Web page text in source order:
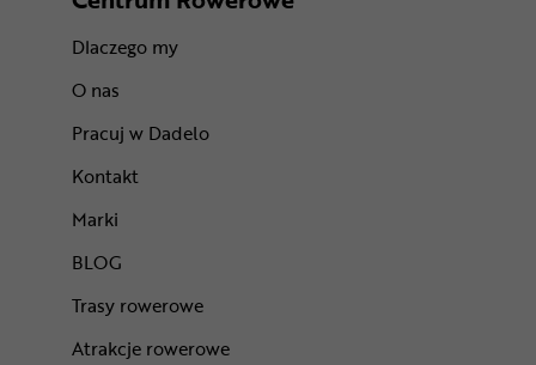
Dlaczego my
O nas
Pracuj w Dadelo
Kontakt
Marki
BLOG
Trasy rowerowe
Atrakcje rowerowe